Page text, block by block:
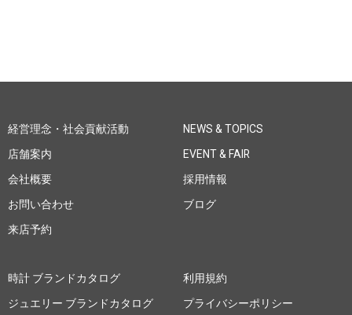
経営理念・社会貢献活動
店舗案内
会社概要
お問い合わせ
来店予約
NEWS & TOPICS
EVENT & FAIR
採用情報
ブログ
時計 ブランドカタログ
ジュエリー ブランドカタログ
利用規約
プライバシーポリシー